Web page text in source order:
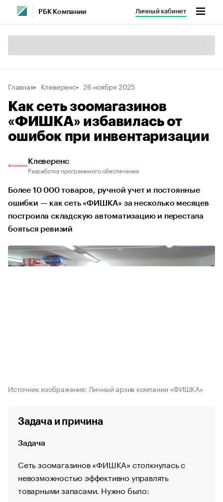
РБК Компании Личный кабинет
Главная Клеверенс 26 ноября 2025
Как сеть зоомагазинов
«ФИШКА» избавилась от
ошибок при инвентаризации
Клеверенс
Разработка программного обеспечения
Более 10 000 товаров, ручной учет и постоянные
ошибки — как сеть «ФИШКА» за несколько месяцев
построила складскую автоматизацию и перестала
бояться ревизий
Источник изображения: Личный архив компании «ФИШКА»
Задача и причина
Задача
Сеть зоомагазинов «ФИШКА» столкнулась с
невозможностью эффективно управлять
товарными запасами. Нужно было: